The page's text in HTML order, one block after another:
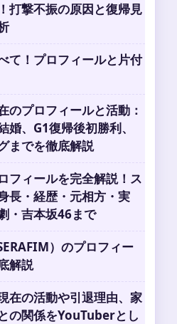
打撃不振の原因と復帰見
て！プロフィールと片付
のプロフィールと活動：
婚、G1復帰後初勝利、
までを徹底解説
フィールを完全解説！ス
長・経歴・元相方・実
・吉本坂46まで
）のプロフィー
解説
在の活動や引退理由、家
の関係をYouTuberとし